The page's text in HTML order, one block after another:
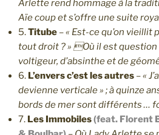
Arlette rend hommage à la
Aïe coup et s’offre une suite
5.Titube –« Est-ce qu’on vieillit
tout droit ? » Où il est question
voltigeur, d’absinthe et de
6. L’envers c’est les autres –«
devienne verticale » ; à quinze
bords de mer sont différents …
7. Les Immobiles(feat. Florent